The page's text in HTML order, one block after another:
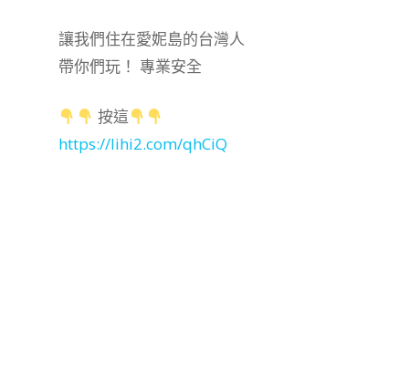
讓我們住在愛妮島的台灣人
帶你們玩！ 專業安全
按這
https://lihi2.com/qhCiQ